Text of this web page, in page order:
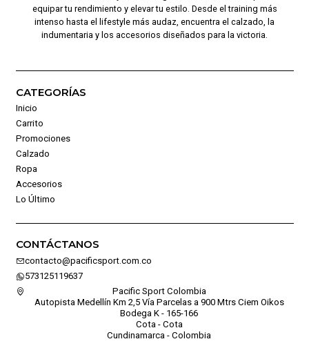
equipar tu rendimiento y elevar tu estilo. Desde el training más
intenso hasta el lifestyle más audaz, encuentra el calzado, la
indumentaria y los accesorios diseñados para la victoria.
CATEGORÍAS
Inicio
Carrito
Promociones
Calzado
Ropa
Accesorios
Lo Último
CONTÁCTANOS
contacto@pacificsport.com.co
573125119637
Pacific Sport Colombia
Autopista Medellín Km 2,5 Vía Parcelas a 900 Mtrs Ciem Oikos
Bodega K - 165-166
Cota - Cota
Cundinamarca - Colombia